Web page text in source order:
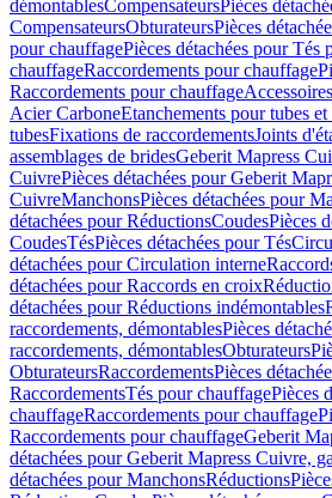
démontablesCompensateursPièces
CompensateursObturateursPièces
pour chauffagePièces détachées pour Tés
chauffageRaccordements pour chauffage
Raccordements pour chauffage
Acier CarboneEtanchements pour tubes et
tubesFixations de raccordementsJoints
assemblages de bridesGeberit Mapress
CuivrePièces détachées pour Geberit
CuivreManchonsPièces détachées pour
détachées pour RéductionsCoudesPièces
CoudesTésPièces détachées pour Tés
détachées pour Circulation interne
détachées pour Raccords en croix
détachées pour Réductions indémontables
raccordements, démontablesPièces
raccordements, démontablesObturateurs
ObturateursRaccordementsPièces
RaccordementsTés pour chauffagePièces
chauffageRaccordements pour chauffage
Raccordements pour chauffageGeberit
détachées pour Geberit Mapress Cuivre,
détachées pour ManchonsRéductions